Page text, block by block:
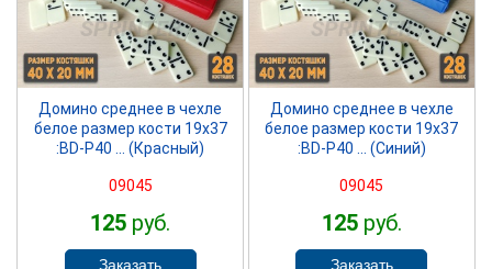
SPRINTER
Домино среднее в чехле
белое размер кости 19х37
:BD-P40 ... (Красный)
09045
125 руб.
SPRINTER
Домино среднее в чехле
белое размер кости 19х37
:BD-P40 ... (Синий)
09045
125руб.